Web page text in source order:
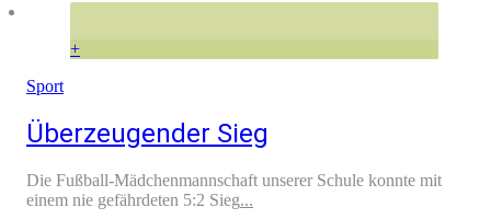
+
Sport
Überzeugender Sieg
Die Fußball-Mädchenmannschaft unserer Schule konnte mit
einem nie gefährdeten 5:2 Sieg...